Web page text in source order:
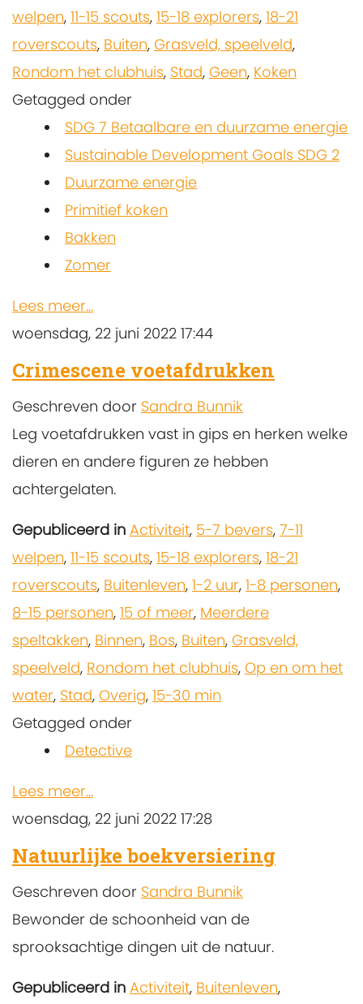
welpen, 11-15 scouts, 15-18 explorers, 18-21
roverscouts, Buiten, Grasveld, speelveld,
Rondom het clubhuis, Stad, Geen, Koken
Getagged onder
SDG 7 Betaalbare en duurzame energie
Sustainable Development Goals SDG 2
Duurzame energie
Primitief koken
Bakken
Zomer
Lees meer...
woensdag, 22 juni 2022 17:44
Crimescene voetafdrukken
Geschreven door Sandra Bunnik
Leg voetafdrukken vast in gips en herken welke
dieren en andere figuren ze hebben
achtergelaten.
Gepubliceerd in Activiteit, 5-7 bevers, 7-11
welpen, 11-15 scouts, 15-18 explorers, 18-21
roverscouts, Buitenleven, 1-2 uur, 1-8 personen,
8-15 personen, 15 of meer, Meerdere
speltakken, Binnen, Bos, Buiten, Grasveld,
speelveld, Rondom het clubhuis, Op en om het
water, Stad, Overig, 15-30 min
Getagged onder
Detective
Lees meer...
woensdag, 22 juni 2022 17:28
Natuurlijke boekversiering
Geschreven door Sandra Bunnik
Bewonder de schoonheid van de
sprooksachtige dingen uit de natuur.
Gepubliceerd in Activiteit, Buitenleven,